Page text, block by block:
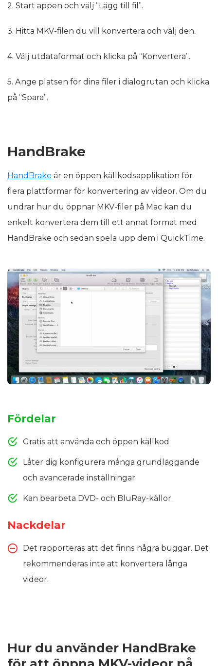
2. Start appen och välj “Lägg till fil”.
3. Hitta MKV-filen du vill konvertera och välj den.
4. Välj utdataformat och klicka på “Konvertera”.
5. Ange platsen för dina filer i dialogrutan och klicka
på “Spara”.
HandBrake
HandBrake är en öppen källkodsapplikation för
flera plattformar för konvertering av videor. Om du
undrar hur du öppnar MKV-filer på Mac kan du
enkelt konvertera dem till ett annat format med
HandBrake och sedan spela upp dem i QuickTime.
Fördelar
Gratis att använda och öppen källkod
Låter dig konfigurera många grundläggande
och avancerade inställningar
Kan bearbeta DVD- och BluRay-källor.
Nackdelar
Det rapporteras att det finns några buggar. Det
rekommenderas inte att konvertera långa
videor.
Hur du använder HandBrake